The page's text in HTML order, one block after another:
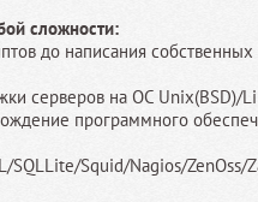
сложности:
до написания собственных
серверов на ОС Unix(BSD)/
программного
SQLLite/Squid/Nagios/